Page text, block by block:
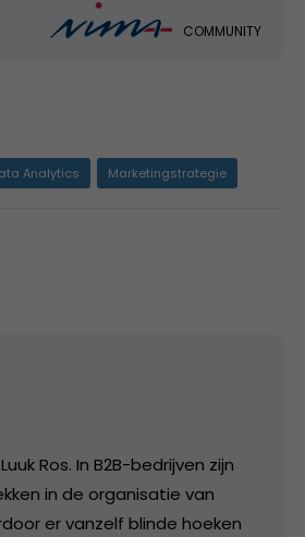
COMMUNITY
Analytics Marketingstrategie
Ros. In B2B-bedrijven zijn
in de organisatie van
er vanzelf blinde hoeken